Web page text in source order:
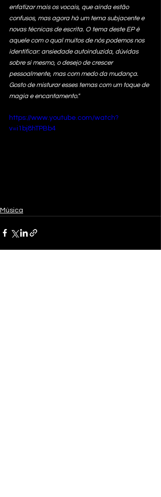
enfatizar mais os vocais, que ainda estão
confusos, mas agora há um tema subjacente e
novas técnicas de escrita. O tema deste EP é
aquele com o qual muitos de nós podemos nos
identificar: ansiedade autoinduzida, dúvidas
sobre si mesmo, o desejo de crescer
pessoalmente, mas com medo da mudança.
Gosto de misturar esses temas com um toque de
magia e encantamento."
https://www.youtube.com/watch?
v=i1bj8hTPBb4
Música